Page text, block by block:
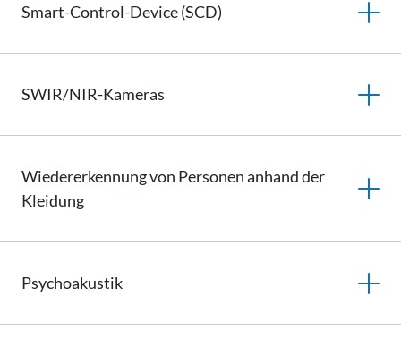
Smart-Control-Device (SCD)
SWIR/NIR-Kameras
Wiedererkennung von Personen anhand der
Kleidung
Psychoakustik